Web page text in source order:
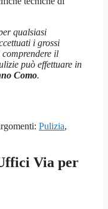
qualsiasi
i grossi
il
può effettuare in
Como.
Pulizia,
Via per